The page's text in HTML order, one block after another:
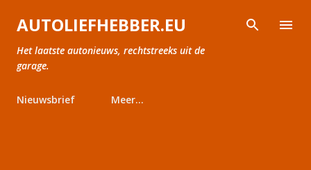
Doorgaan naar hoofdcontent
AUTOLIEFHEBBER.EU
Het laatste autonieuws, rechtstreeks uit de
garage.
Nieuwsbrief Meer…